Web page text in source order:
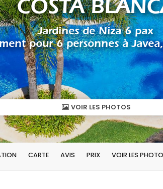
COSTA
Jardines de Niza 6 pax
pour 6 personnes à
VOIR LES PHOTOS
CARTE AVIS PRIX VOIR LES